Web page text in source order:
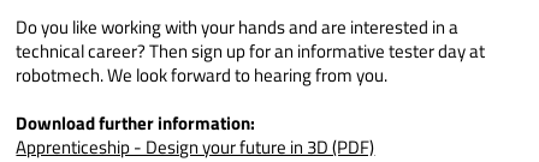
Do you like working with your hands and are interested in a
technical career? Then sign up for an informative tester day at
robotmech. We look forward to hearing from you.
Download further information:
Apprenticeship - Design your future in 3D (PDF)